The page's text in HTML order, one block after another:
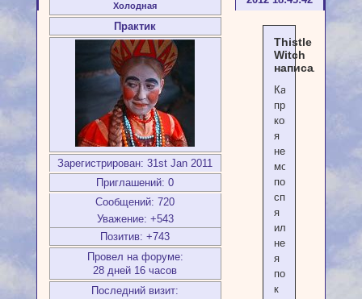
Холодная
Практик
Зарегистрирован: 31st Jan 2011
Приглашений: 0
Сообщений: 720
Уважение: +543
Позитив: +743
Провел на форуме:
28 дней 16 часов
Последний визит:
Thistle
Witch
написал(а):
Как
правило,
когда
я
не
могу
понять
сплю
я
или
нет,
я
подхожу
к